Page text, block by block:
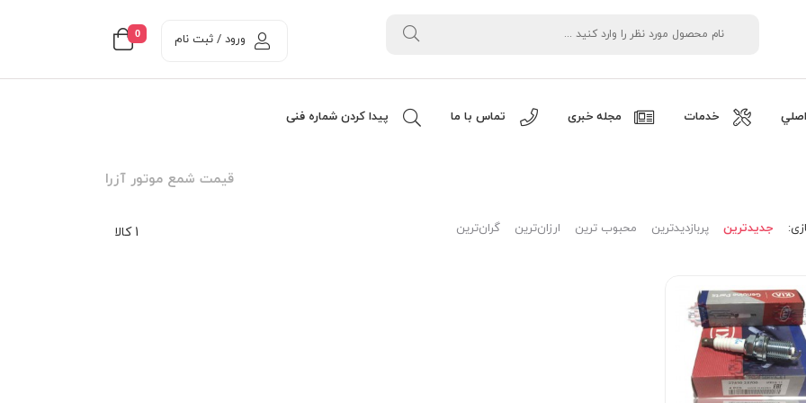
0 ورود / ثبت نام
خدمات مجله خبری تماس با ما پیدا کردن شماره فنی
قيمت شمع موتور آزرا
1 کالا جدیدترین پربازدیدترین محبوب ترین ارزان‌ترین گران‌ترین